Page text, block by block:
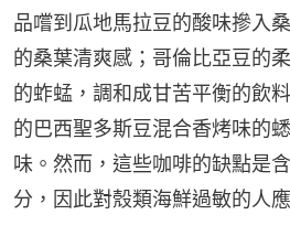
品嚐到瓜地馬拉豆的酸味摻入
的桑葉清爽感；哥倫比亞豆的
的蚱蜢，調和成甘苦平衡的飲
的巴西聖多斯豆混合香烤味的
味。然而，這些咖啡的缺點是
分，因此對殼類海鮮過敏的人